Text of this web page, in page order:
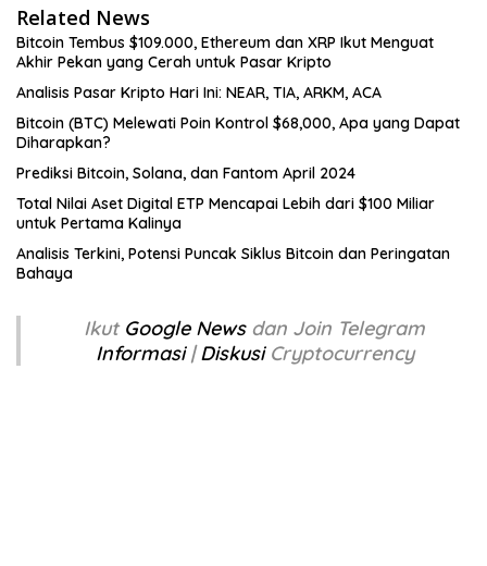
Related News
Bitcoin Tembus $109.000, Ethereum dan XRP Ikut Menguat
Akhir Pekan yang Cerah untuk Pasar Kripto
Analisis Pasar Kripto Hari Ini: NEAR, TIA, ARKM, ACA
Bitcoin (BTC) Melewati Poin Kontrol $68,000, Apa yang Dapat
Diharapkan?
Prediksi Bitcoin, Solana, dan Fantom April 2024
Total Nilai Aset Digital ETP Mencapai Lebih dari $100 Miliar
untuk Pertama Kalinya
Analisis Terkini, Potensi Puncak Siklus Bitcoin dan Peringatan
Bahaya
Ikut Google News dan Join Telegram
Informasi|DiskusiCryptocurrency